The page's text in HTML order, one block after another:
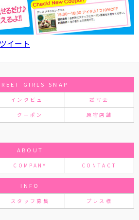
イート
GIRLS SNAP
インタビュー 試写会
クーポン 原宿店舗
ABOUT
COMPANY CONTACT
INFO
スタッフ募集 プレス様